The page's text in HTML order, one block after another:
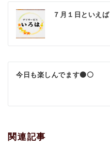
投
稿
ナ
ビ
ゲ
シ
ン
７月１日といえば
今日も楽しんでます⚫⚪
関連記事